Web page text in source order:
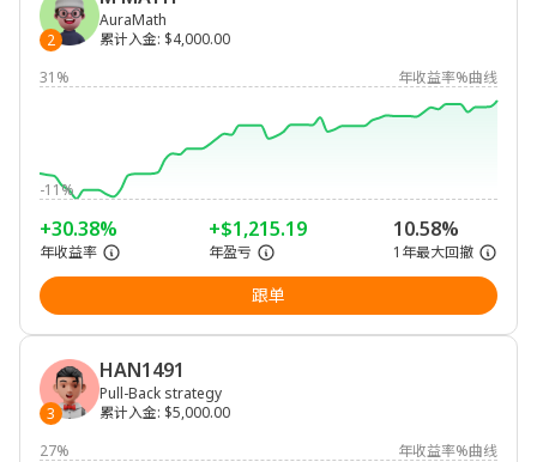
2
AuraMath
累计入金: $4,000.00
31%
年收益率%曲线
-11%
+30.38%
年收益率
+$1,215.19
年盈亏
10.58%
1年最大回撤
跟单
3
HAN1491
Pull-Back strategy
累计入金: $5,000.00
27%
年收益率%曲线